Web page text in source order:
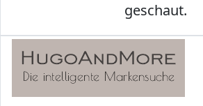
geschaut.